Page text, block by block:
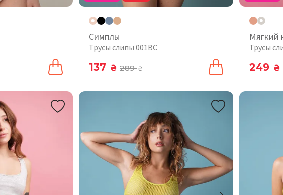
Симплы
Трусы слипы 001BC
137 ₴ 289₴
Мягкий
Трусы
249 ₴